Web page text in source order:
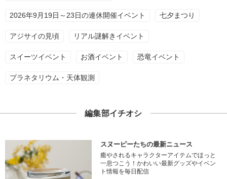
2026年9月19日～23日の連休開催イベント 七夕まつり
アジサイの見頃 リアル謎解きイベント
スイーツイベント お酒イベント 恐竜イベント
プラネタリウム・天体観測
編集部イチオシ
スヌーピーたちの最新ニュース
癒やされるキャラクターアイテムでほっと
一息つこう！かわいい最新グッズやイベン
ト情報を毎日配信